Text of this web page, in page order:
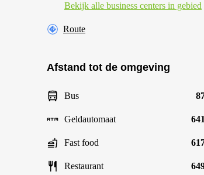
Bekijk alle business centers in gebied
Route
Afstand tot de omgeving
Bus
Geldautomaat
Fast food
Restaurant